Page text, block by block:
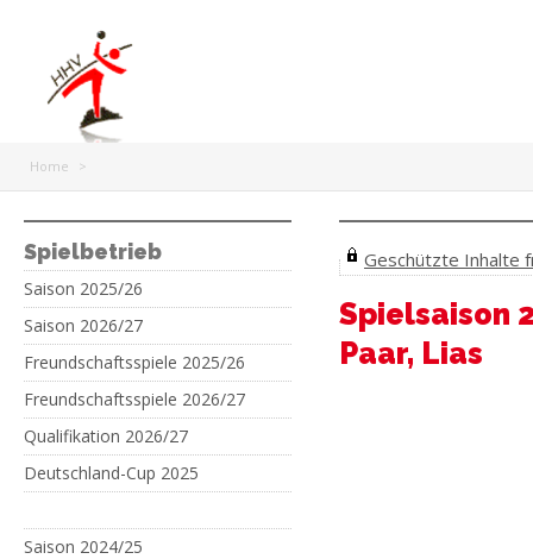
Home >
Spielbetrieb
Saison 2025/26
Saison 2026/27
Freundschaftsspiele 2025/26
Freundschaftsspiele 2026/27
Qualifikation 2026/27
Deutschland-Cup 2025
Saison 2024/25
Geschützte Inhalte
Spielsaison
Paar, Lias